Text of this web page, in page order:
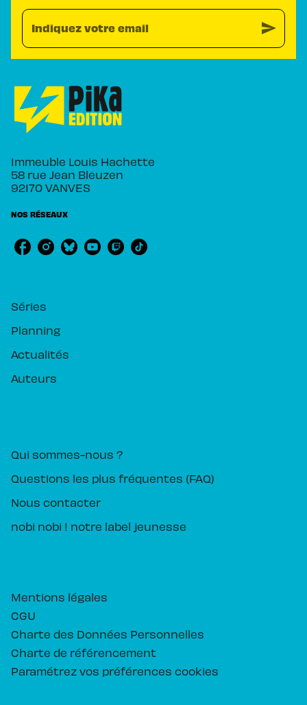
Indiquez votre email send
Immeuble Louis Hachette
58 rue Jean Bleuzen
92170 VANVES
NOS RÉSEAUX
Séries
Planning
Actualités
Auteurs
Qui sommes-nous ?
Questions les plus fréquentes (FAQ)
Nous contacter
nobi nobi ! notre label jeunesse
Mentions légales
CGU
Charte des Données Personnelles
Charte de référencement
Paramétrez vos préférences cookies